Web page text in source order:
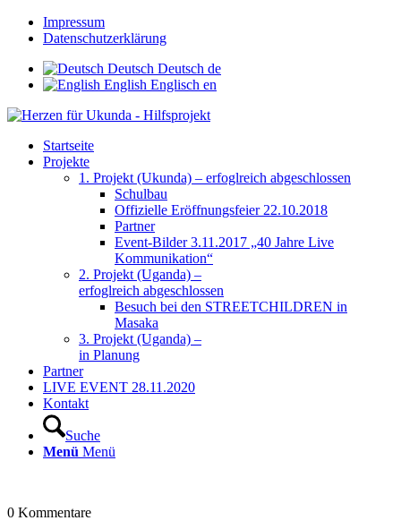
Impressum
Datenschutzerklärung
Deutsch Deutsch de
English Englisch en
Startseite
Projekte
1. Projekt (Ukunda) – erfoglreich abgeschlossen
Schulbau
Offizielle Eröffnungsfeier 22.10.2018
Partner
Event-Bilder 3.11.2017 „40 Jahre Live
Kommunikation“
2. Projekt (Uganda) –
erfoglreich abgeschlossen
Besuch bei den STREETCHILDREN in
Masaka
3. Projekt (Uganda) –
in Planung
Partner
LIVE EVENT 28.11.2020
Kontakt
Suche
Menü Menü
0 Kommentare